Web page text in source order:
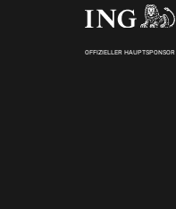
OFFIZIELLER HAUPTSPONSOR